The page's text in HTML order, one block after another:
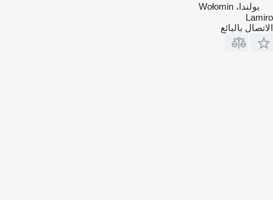
بولندا، Wołomin
Lamiro
الاتصال بالبائع